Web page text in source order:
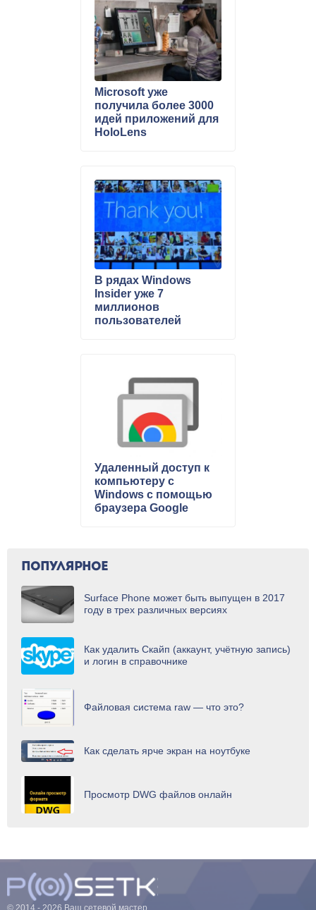
Microsoft уже
получила более 3000
идей приложений для
HoloLens
В рядах Windows
Insider уже 7
миллионов
пользователей
Удаленный доступ к
компьютеру с
Windows с помощью
браузера Google
ПОПУЛЯРНОЕ
Surface Phone может быть выпущен в 2017
году в трех различных версиях
Как удалить Скайп (аккаунт, учётную запись)
и логин в справочнике
Файловая система raw — что это?
Как сделать ярче экран на ноутбуке
Просмотр DWG файлов онлайн